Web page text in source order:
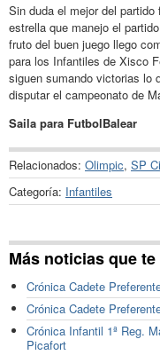
Sin duda el mejor del
estrella que manejo el
fruto del buen juego llego
para los Infantiles de Xisco
siguen sumando victorias lo
disputar el campeonato de
Saila para FutbolBalear
Relacionados: Olimpic, SP
Categoría: Infantiles
Más noticias que
Crónica Cadete
Crónica Cadete
Crónica Infantil 1ª Reg.
Picafort